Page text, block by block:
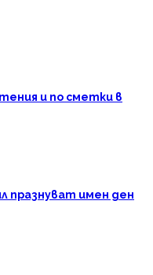
и по сметки в
празнуват имен ден